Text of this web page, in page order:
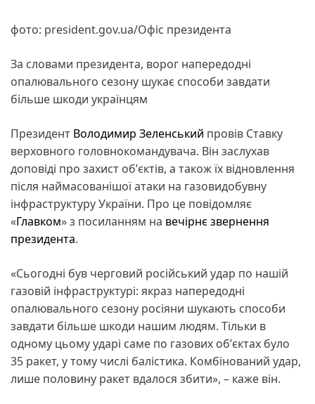
фото: president.gov.ua/Офіс президента
За словами президента, ворог напередодні
опалювального сезону шукає способи завдати
більше шкоди українцям
Президент Володимир Зеленський провів Ставку
верховного головнокомандувача. Він заслухав
доповіді про захист обʼєктів, а також їх відновлення
після наймасованішої атаки на газовидобувну
інфраструктуру України. Про це повідомляє
«Главком» з посиланням на вечірнє звернення
президента.
«Сьогодні був черговий російський удар по нашій
газовій інфраструктурі: якраз напередодні
опалювального сезону росіяни шукають способи
завдати більше шкоди нашим людям. Тільки в
одному цьому ударі саме по газових обʼєктах було
35 ракет, у тому числі балістика. Комбінований удар,
лише половину ракет вдалося збити», – каже він.